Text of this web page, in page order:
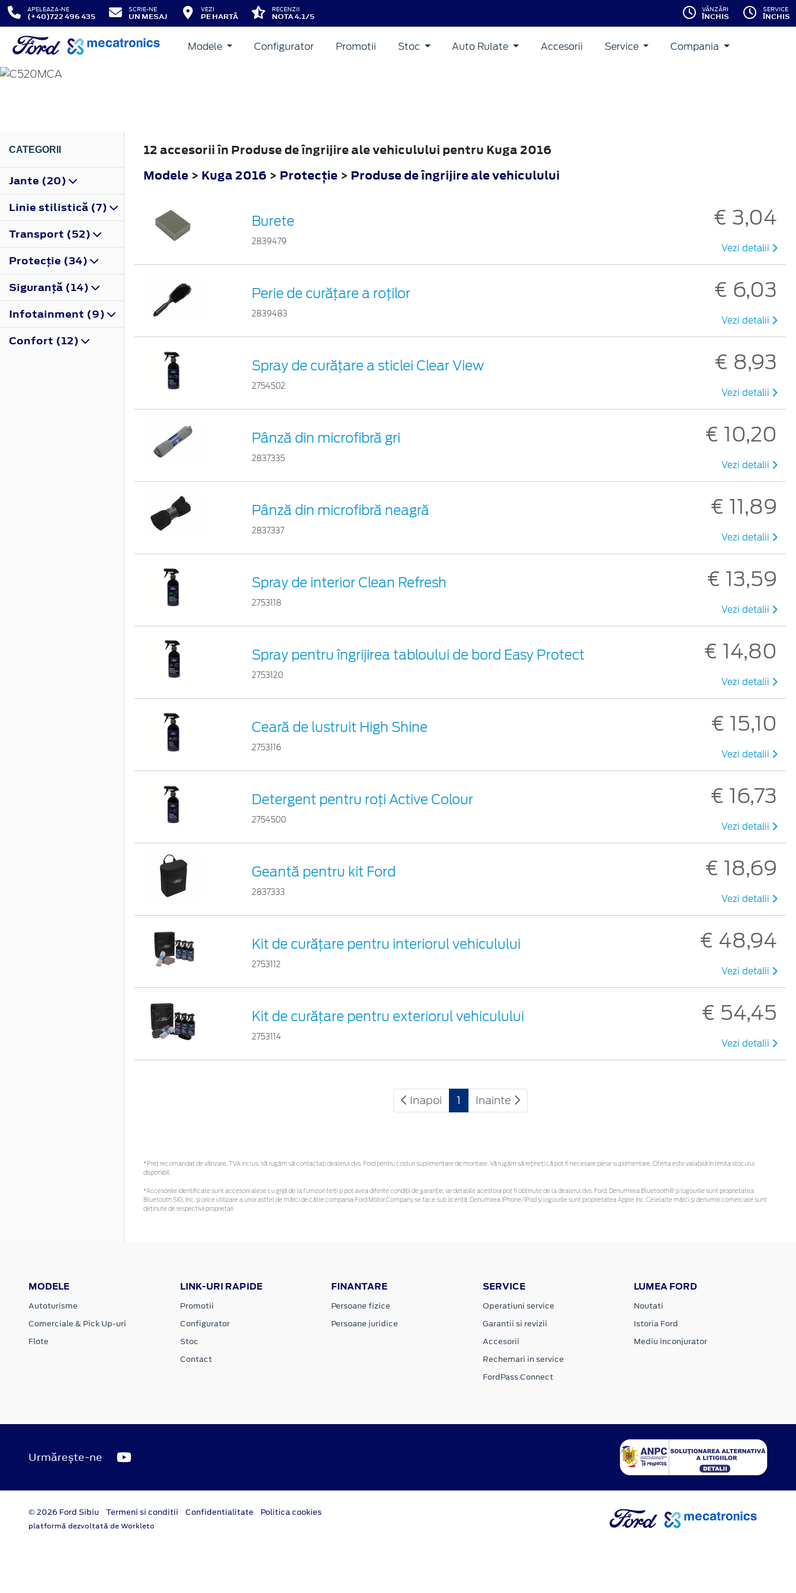
APELEAZA-NE
(+40)722 496 435
SCRIE-NE
UN MESAJ
VEZI
PE HARTĂ
RECENZII
NOTA 4.1/5
VĂNZĂRI
ÎNCHIS
SERVICE
ÎNCHIS
Modele Configurator Promotii Stoc Auto Rulate Accesorii Service Compania
KUGA
CATEGORII
Jante (20)
Linie stilistică (7)
Transport (52)
Protecţie (34)
Siguranţă (14)
Infotainment (9)
Confort (12)
12 accesorii în Produse de îngrijire ale vehiculului pentru Kuga 2016
Modele > Kuga 2016 > Protecţie > Produse de îngrijire ale vehiculului
Burete
2839479
€ 3,04
Vezi detalii
Perie de curățare a roților
2839483
€ 6,03
Vezi detalii
Spray de curățare a sticlei Clear View
2754502
€ 8,93
Vezi detalii
Pânză din microfibră gri
2837335
€ 10,20
Vezi detalii
Pânză din microfibră neagră
2837337
€ 11,89
Vezi detalii
Spray de interior Clean Refresh
2753118
€ 13,59
Vezi detalii
Spray pentru îngrijirea tabloului de bord Easy Protect
2753120
€ 14,80
Vezi detalii
Ceară de lustruit High Shine
2753116
€ 15,10
Vezi detalii
Detergent pentru roți Active Colour
2754500
€ 16,73
Vezi detalii
Geantă pentru kit Ford
2837333
€ 18,69
Vezi detalii
Kit de curățare pentru interiorul vehiculului
2753112
€ 48,94
Vezi detalii
Kit de curățare pentru exteriorul vehiculului
2753114
€ 54,45
Vezi detalii
Inapoi 1 Inainte
*Preţ recomandat de vânzare, TVA inclus. Vă rugăm să contactaţi dealerul dvs. Ford pentru costuri suplimentare de montare. Vă rugăm să rețineți că pot fi necesare piese suplimentare. Oferta este valabilă în limita stocului
disponibil.
*Accesoriile identificate sunt accesorii alese cu grijă de la furnizori terți și pot avea diferite condiții de garanție, iar detaliile acestora pot fi obținute de la dealerul dvs. Ford. Denumirea Bluetooth® și logourile sunt proprietatea
Bluetooth SIG, Inc. și orice utilizare a unor astfel de mărci de către compania Ford Motor Company se face sub licență. Denumirea iPhone/iPod și logourile sunt proprietatea Apple Inc. Celelalte mărci și denumiri comerciale sunt
deținute de respectivii proprietari
MODELE
Autoturisme
Comerciale & Pick Up-uri
Flote
LINK-URI RAPIDE
Promotii
Configurator
Stoc
Contact
FINANTARE
Persoane fizice
Persoane juridice
SERVICE
Operatiuni service
Garantii si revizii
Accesorii
Rechemari in service
FordPass Connect
LUMEA FORD
Noutati
Istoria Ford
Mediu inconjurator
Urmărește-ne
© 2026 Ford Sibiu Termeni si conditii Confidentialitate Politica cookies
platformă dezvoltată de Workleto